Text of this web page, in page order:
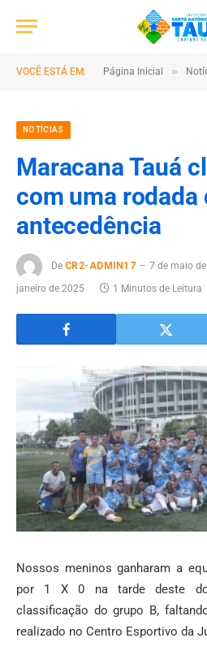
VOCÊ ESTÁ EM: Página Inicial »
NOTÍCIAS
Maracana Tauá
com uma rodada
antecedência
De CR2-ADMIN17 7 de maio
janeiro de 2025
1 Minutos de Leitura
Nossos meninos ganharam a
por 1 X 0 na tarde deste
classificação do grupo B,
realizado no Centro Esportivo da